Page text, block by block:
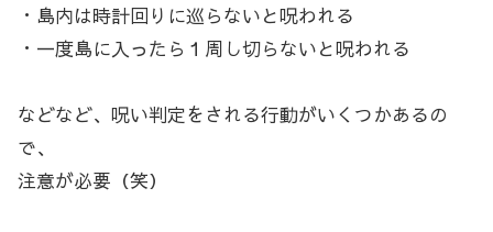
・島内は時計回りに巡らないと呪われる
・一度島に入ったら１周し切らないと呪われる
などなど、呪い判定をされる行動がいくつかあるの
で、
注意が必要（笑）